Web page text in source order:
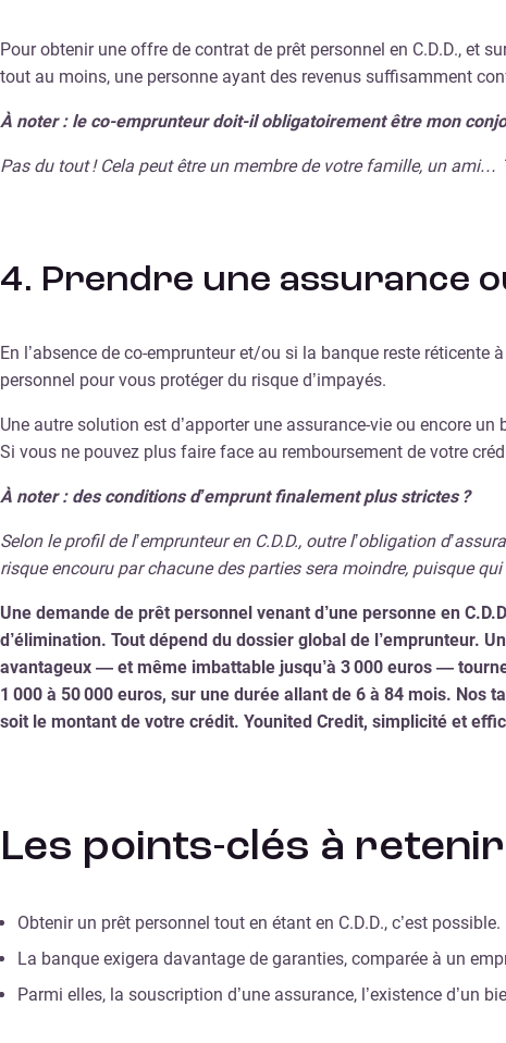
Pour obtenir une offre de contrat de prêt personnel en C.D.D., et
tout au moins, une personne ayant des revenus suffisamment
À noter : le co-emprunteur doit-il obligatoirement être mon
Pas du tout ! Cela peut être un membre de votre famille, un
4. Prendre une assurance
En l’absence de co-emprunteur et/ou si la banque reste
personnel pour vous protéger du risque d’impayés.
Une autre solution est d’apporter une assurance-vie ou encore
Si vous ne pouvez plus faire face au remboursement de votre
À noter : des conditions d’emprunt finalement plus strictes ?
Selon le profil de l’emprunteur en C.D.D., outre l’obligation
risque encouru par chacune des parties sera moindre, puisque
Une demande de prêt personnel venant d’une personne en
d’élimination. Tout dépend du dossier global de l’emprunteur.
avantageux — et même imbattable jusqu’à 3 000 euros —
1 000 à 50 000 euros, sur une durée allant de 6 à 84 mois.
soit le montant de votre crédit. Younited Credit, simplicité et
Les points-clés à
Obtenir un prêt personnel tout en étant en C.D.D., c’est possible.
La banque exigera davantage de garanties, comparée à un
Parmi elles, la souscription d’une assurance, l’existence d’un